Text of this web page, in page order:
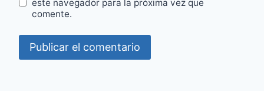
este navegador para la próxima vez que
comente.